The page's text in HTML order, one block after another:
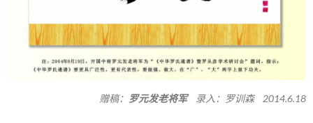
赠稿： 罗元发老将军录入：罗训森 2014.6.18